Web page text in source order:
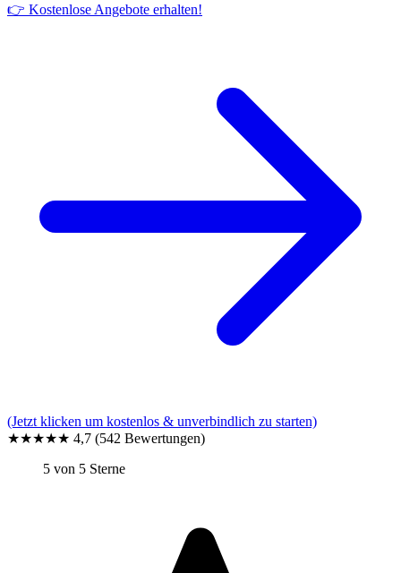
👉 Kostenlose Angebote erhalten!
(Jetzt klicken um kostenlos & unverbindlich zu starten)
★★★★★ 4,7 (542 Bewertungen)
5 von 5 Sterne